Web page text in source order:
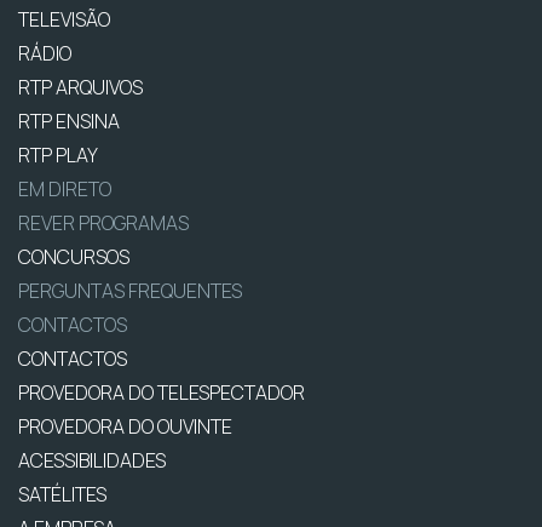
TELEVISÃO
RÁDIO
RTP ARQUIVOS
RTP ENSINA
RTP PLAY
EM DIRETO
REVER PROGRAMAS
CONCURSOS
PERGUNTAS FREQUENTES
CONTACTOS
CONTACTOS
PROVEDORA DO TELESPECTADOR
PROVEDORA DO OUVINTE
ACESSIBILIDADES
SATÉLITES